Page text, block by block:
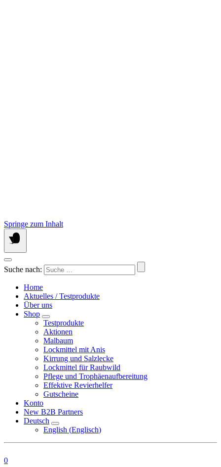
Springe zum Inhalt
Suche nach:
Home
Aktuelles / Testprodukte
Über uns
Shop
Testprodukte
Aktionen
Malbaum
Lockmittel mit Anis
Kirrung und Salzlecke
Lockmittel für Raubwild
Pflege und Trophäenaufbereitung
Effektive Revierhelfer
Gutscheine
Konto
New B2B Partners
Deutsch
English (Englisch)
0